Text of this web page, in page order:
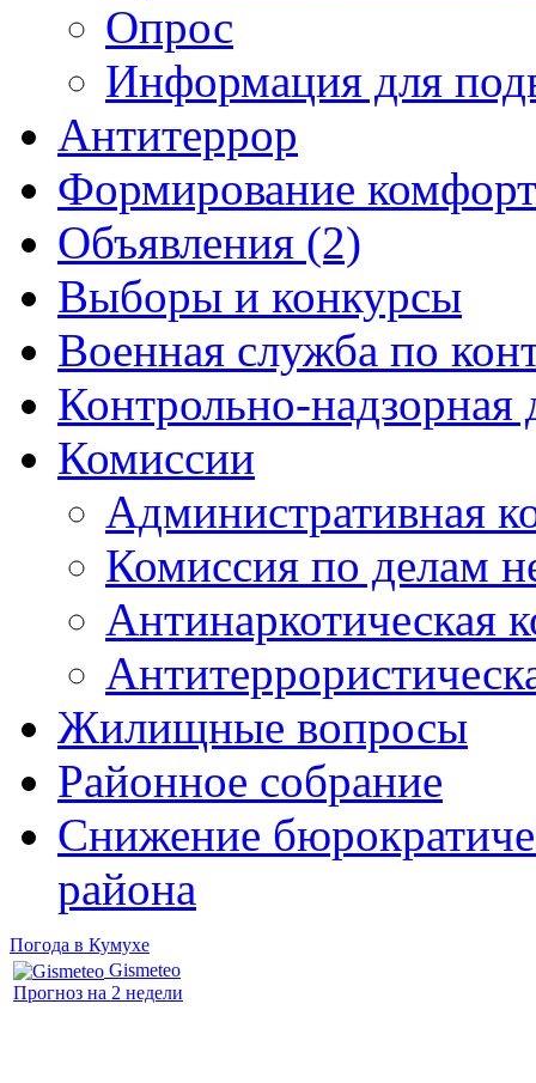
Опрос
Информация для
Антитеррор
Формирование
Объявления (2)
Выборы и конкурсы
Военная служба по
Контрольно-надзорная
Комиссии
Административная
Комиссия по делам
Антинаркотическая
Жилищные вопросы
Районное собрание
Снижение
района
Погода в Кумухе
Gismeteo
Прогноз на 2 недели